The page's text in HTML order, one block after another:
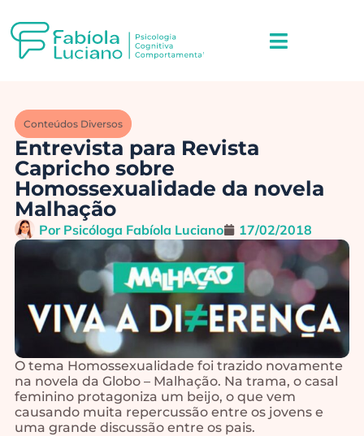
Conteúdos Diversos
Entrevista para Revista
Capricho sobre
Homossexualidade da novela
Malhação
PorPsicóloga Fabíola Luciano 17/02/2018
O tema Homossexualidade foi trazido novamente
na novela da Globo – Malhação. Na trama, o casal
feminino protagoniza um beijo, o que vem
causando muita repercussão entre os jovens e
uma grande discussão entre os pais.